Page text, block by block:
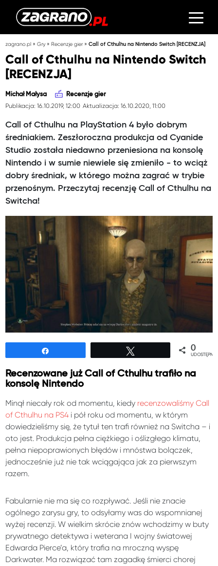
zagrano.pl »Gry» Recenzje gier »Call of Cthulhu na Nintendo Switch [RECENZJA]
Call of Cthulhu na Nintendo Switch
[RECENZJA]
Michał Małysa Recenzje gier
Publikacja: 16.10.2019, 12:00 Aktualizacja: 16.10.2020, 11:00
Call of Cthulhu na PlayStation 4 było dobrym
średniakiem. Zeszłoroczna produkcja od Cyanide
Studio została niedawno przeniesiona na konsolę
Nintendo i w sumie niewiele się zmieniło - to wciąż
dobry średniak, w którego można zagrać w trybie
przenośnym. Przeczytaj recenzję Call of Cthulhu na
Switcha!
0
Recenzowane już Call of Cthulhu trafiło na
konsolę Nintendo
Minął niecały rok od momentu, kiedy recenzowaliśmy Call
of Cthulhu na PS4 i pół roku od momentu, w którym
dowiedzieliśmy się, że tytuł ten trafi również na Switcha – i
oto jest. Produkcja pełna ciężkiego i oślizgłego klimatu,
pełna niepoprawionych błędów i mnóstwa bolączek,
jednocześnie już nie tak wciągająca jak za pierwszym
razem.
Fabularnie nie ma się co rozpływać. Jeśli nie znacie
ogólnego zarysu gry, to odsyłamy was do wspomnianej
wyżej recenzji. W wielkim skrócie znów wchodzimy w buty
prywatnego detektywa i weterana I wojny światowej
Edwarda Pierce’a, który trafia na mroczną wyspę
Darkwater. Ma rozwiązać tam zagadkę śmierci chorej